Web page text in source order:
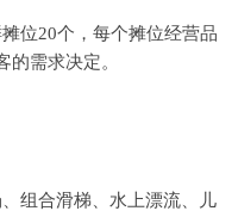
位20个，每个摊位经营品
的需求决定。
组合滑梯、水上漂流、儿